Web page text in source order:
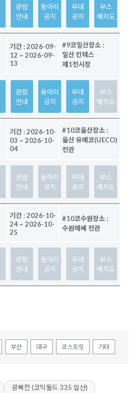
관람
안내
동아리
공지
무대
공지
부스
배치도
기간 :2026-09-
12 ~ 2026-09-
13
#9코일산장소 :
일산 킨텍스
제1전시장
관람
안내
동아리
공지
무대
공지
부스
배치도
기간 :2026-10-
03 ~ 2026-10-
04
#10코울산장소 :
울산 유에코(UECO)
전관
관람
안내
동아리
공지
무대
공지
부스
배치도
기간 :2026-10-
24~ 2026-10-
25
#10코수원장소 :
수원메쎄 전관
관람
안내
동아리
공지
무대
공지
부스
배치도
부산 대구 코스트릿 기타
광복전 (코믹월드 335 일산)